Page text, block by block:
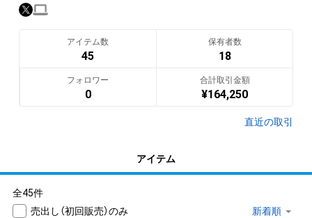
アイテム数
45
保有者数
18
フォロワー
0
合計取引金額
¥164,250
直近の取引
アイテム
全45件
売出し（初回販売）のみ